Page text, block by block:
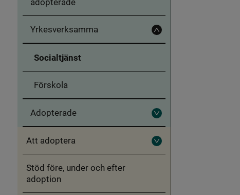
Yrkesverksamma
Fäll
in
Socialtjänst
Förskola
Adopterade
Fäll
ut
Att adoptera
Fäll
ut
Stöd före, under och efter
adoption